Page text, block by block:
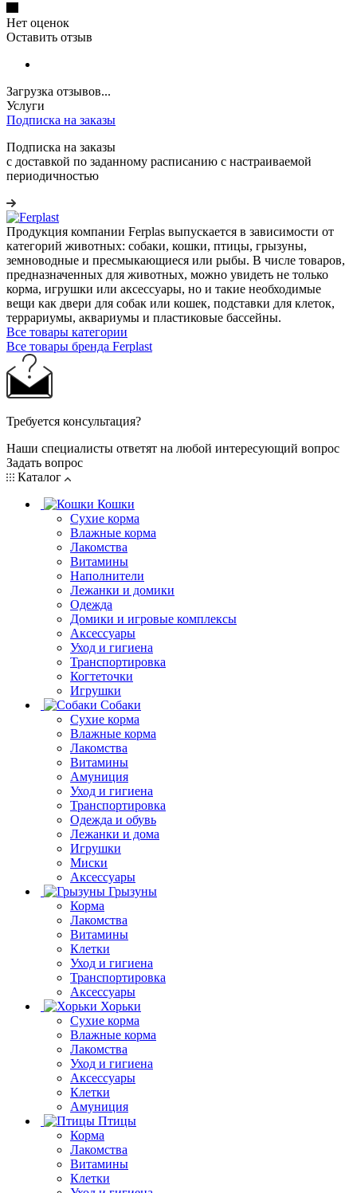
Нет оценок
Оставить отзыв
Загрузка отзывов...
Услуги
Подписка на заказы
Подписка на заказы
с доставкой по заданному расписанию с настраиваемой
периодичностью
Продукция компании Ferplas выпускается в зависимости от
категорий животных: собаки, кошки, птицы, грызуны,
земноводные и пресмыкающиеся или рыбы. В числе товаров,
предназначенных для животных, можно увидеть не только
корма, игрушки или аксессуары, но и такие необходимые
вещи как двери для собак или кошек, подставки для клеток,
террариумы, аквариумы и пластиковые бассейны.
Все товары категории
Все товары бренда Ferplast
Требуется консультация?
Наши специалисты ответят на любой интересующий вопрос
Задать вопрос
Каталог
Кошки
Сухие корма
Влажные корма
Лакомства
Витамины
Наполнители
Лежанки и домики
Одежда
Домики и игровые комплексы
Аксессуары
Уход и гигиена
Транспортировка
Когтеточки
Игрушки
Собаки
Сухие корма
Влажные корма
Лакомства
Витамины
Амуниция
Уход и гигиена
Транспортировка
Одежда и обувь
Лежанки и дома
Игрушки
Миски
Аксессуары
Грызуны
Корма
Лакомства
Витамины
Клетки
Уход и гигиена
Транспортировка
Аксессуары
Хорьки
Сухие корма
Влажные корма
Лакомства
Уход и гигиена
Аксессуары
Клетки
Амуниция
Птицы
Корма
Лакомства
Витамины
Клетки